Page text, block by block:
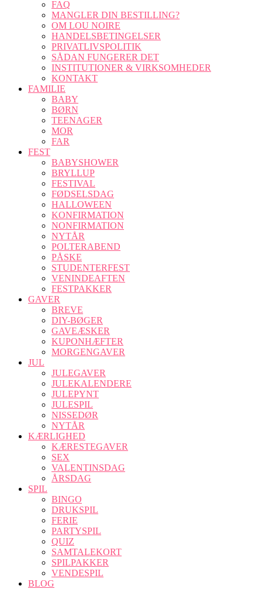
FAQ
MANGLER DIN BESTILLING?
OM LOU NOIRE
HANDELSBETINGELSER
PRIVATLIVSPOLITIK
SÅDAN FUNGERER DET
INSTITUTIONER & VIRKSOMHEDER
KONTAKT
FAMILIE
BABY
BØRN
TEENAGER
MOR
FAR
FEST
BABYSHOWER
BRYLLUP
FESTIVAL
FØDSELSDAG
HALLOWEEN
KONFIRMATION
NONFIRMATION
NYTÅR
POLTERABEND
PÅSKE
STUDENTERFEST
VENINDEAFTEN
FESTPAKKER
GAVER
BREVE
DIY-BØGER
GAVEÆSKER
KUPONHÆFTER
MORGENGAVER
JUL
JULEGAVER
JULEKALENDERE
JULEPYNT
JULESPIL
NISSEDØR
NYTÅR
KÆRLIGHED
KÆRESTEGAVER
SEX
VALENTINSDAG
ÅRSDAG
SPIL
BINGO
DRUKSPIL
FERIE
PARTYSPIL
QUIZ
SAMTALEKORT
SPILPAKKER
VENDESPIL
BLOG